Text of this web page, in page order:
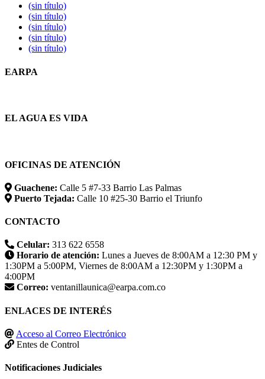
(sin título)
(sin título)
(sin título)
(sin título)
(sin título)
EARPA
EL AGUA ES VIDA
OFICINAS DE ATENCIÓN
Guachene: Calle 5 #7-33 Barrio Las Palmas
Puerto Tejada: Calle 10 #25-30 Barrio el Triunfo
CONTACTO
Celular: 313 622 6558
Horario de atención: Lunes a Jueves de 8:00AM a 12:30 PM y
1:30PM a 5:00PM, Viernes de 8:00AM a 12:30PM y 1:30PM a
4:00PM
Correo: ventanillaunica@earpa.com.co
ENLACES DE INTERÉS
Acceso al Correo Electrónico
Entes de Control
Notificaciones Judiciales